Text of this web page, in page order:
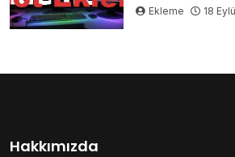
Ekleme 18
Hakkımızda